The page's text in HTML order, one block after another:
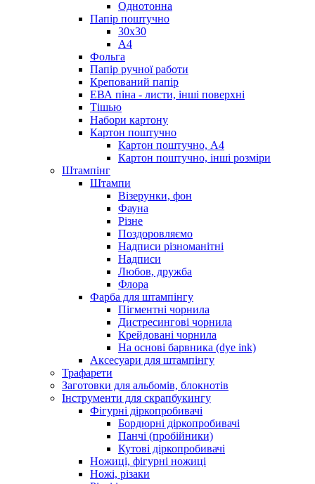
Однотонна
Папір поштучно
30х30
А4
Фольга
Папір ручної работи
Крепований папір
ЕВА піна - листи, інші поверхні
Тішью
Набори картону
Картон поштучно
Картон поштучно, А4
Картон поштучно, інші розміри
Штампінг
Штампи
Візерунки, фон
Фауна
Різне
Поздоровляємо
Надписи різноманітні
Надписи
Любов, дружба
Флора
Фарба для штампінгу
Пігментні чорнила
Дистресингові чорнила
Крейдовані чорнила
На основі барвника (dye ink)
Аксесуари для штампінгу
Трафарети
Заготовки для альбомів, блокнотів
Інструменти для скрапбукингу
Фігурні діркопробивачі
Бордюрні діркопробивачі
Панчі (пробійники)
Кутові діркопробивачі
Ножиці, фігурні ножиці
Ножі, різаки